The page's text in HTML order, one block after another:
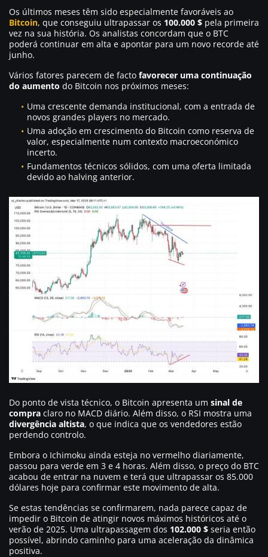
Os últimos meses têm sido especialmente favoráveis ao
Bitcoin, que conseguiu ultrapassar os 100.000 $ pela primeira
vez na sua história. Os analistas concordam que o BTC
poderá continuar em alta e apontar para um novo recorde até
junho.
Vários fatores parecem de facto favorecer uma continuação
do aumento do Bitcoin nos próximos meses:
Uma crescente demanda institucional, com a entrada de
novos grandes players no mercado.
Uma adoção em crescimento do Bitcoin como reserva de
valor, especialmente num contexto macroeconómico
incerto.
Fundamentos técnicos sólidos, com uma oferta limitada
devido ao halving anterior.
Do ponto de vista técnico, o Bitcoin apresenta um sinal de
compra claro no MACD diário. Além disso, o RSI mostra uma
divergência altista, o que indica que os vendedores estão
perdendo controlo.
Embora o Ichimoku ainda esteja no vermelho diariamente,
passou para verde em 3 e 4 horas. Além disso, o preço do BTC
acabou de entrar na nuvem e terá que ultrapassar os 85.000
dólares hoje para confirmar este movimento de alta.
Se estas tendências se confirmarem, nada parece capaz de
impedir o Bitcoin de atingir novos máximos históricos até o
verão de 2025. Uma ultrapassagem dos 102.000 $ seria então
possível, abrindo caminho para uma aceleração da dinâmica
positiva.